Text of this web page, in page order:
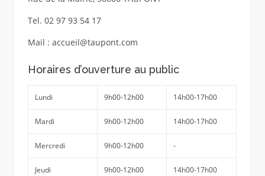
Tel. 02 97 93 54 17
Mail : accueil@taupont.com
Horaires d’ouverture au public
Lundi 9h00-12h00 14h00-17h00
Mardi 9h00-12h00 14h00-17h00
Mercredi 9h00-12h00 -
Jeudi 9h00-12h00 14h00-17h00